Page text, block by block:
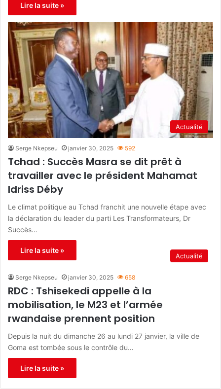
Lire la suite »
Actualité
Serge Nkepseu janvier 30, 2025 592
Tchad : Succès Masra se dit prêt à
travailler avec le président Mahamat
Idriss Déby
Le climat politique au Tchad franchit une nouvelle étape avec
la déclaration du leader du parti Les Transformateurs, Dr
Succès…
Lire la suite »
Actualité
Serge Nkepseu janvier 30, 2025 658
RDC : Tshisekedi appelle à la
mobilisation, le M23 et l’armée
rwandaise prennent position
Depuis la nuit du dimanche 26 au lundi 27 janvier, la ville de
Goma est tombée sous le contrôle du…
Lire la suite »